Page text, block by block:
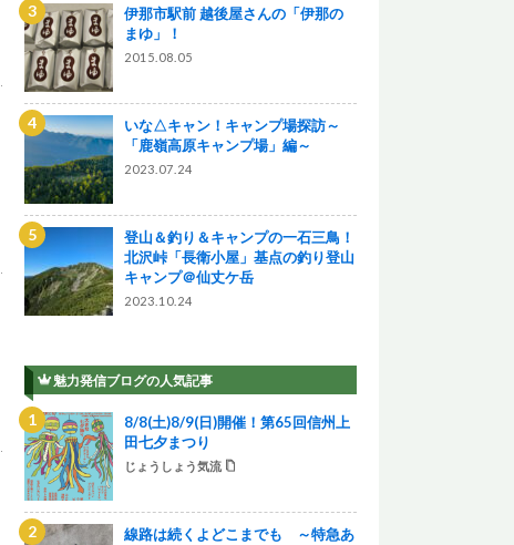
伊那市駅前 越後屋さんの「伊那の
まゆ」！
2015.08.05
いな△キャン！キャンプ場探訪～
「鹿嶺高原キャンプ場」編～
2023.07.24
登山＆釣り＆キャンプの一石三鳥！
北沢峠「長衛小屋」基点の釣り登山
キャンプ＠仙丈ケ岳
2023.10.24
魅力発信ブログの人気記事
8/8(土)8/9(日)開催！第65回信州上
田七夕まつり
じょうしょう気流
線路は続くよどこまでも ～特急あ